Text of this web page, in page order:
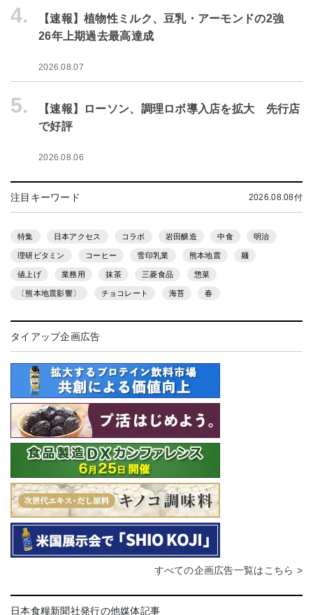
4.
【速報】植物性ミルク、豆乳・アーモンドの2強
26年上期過去最高達成
2026.08.07
5.
【速報】ローソン、調理ロボ導入店を拡大 先行店
で好評
2026.08.06
注目キーワード 2026.08.08付
特集 日本アクセス コラボ 岩田醸造 中食 明治
理研ビタミン コーヒー 雪印乳業 熊本地震 麺
値上げ 業務用 抹茶 三菱食品 惣菜
〔熊本地震影響〕 チョコレート 海苔 春
タイアップ企画広告
すべての企画広告一覧はこちら >
日本食糧新聞社発行の他媒体記事